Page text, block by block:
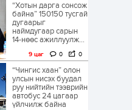
“Хотын дарга сонсож
байна” 150150 тусгай
дугаарыг
наймдугаар сарын
14-нөөс ажиллуулж...
9 цаг 0 0
“Чингис хаан” олон
улсын нисэх буудал
руу нийтийн тээврийн
автобус 24 цагаар
үйлчилж байна